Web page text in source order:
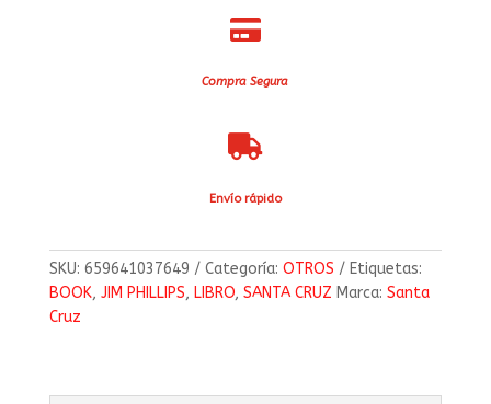

Compra Segura

Envío rápido
SKU: 659641037649 Categoría: OTROS
Etiquetas:
BOOK, JIM PHILLIPS, LIBRO, SANTA CRUZ Marca: Santa
Cruz